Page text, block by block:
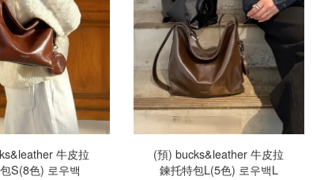
牛皮拉
S(8色) 로우백
(預) bucks&leather 牛皮拉
鍊托特包L(5色) 로우백L